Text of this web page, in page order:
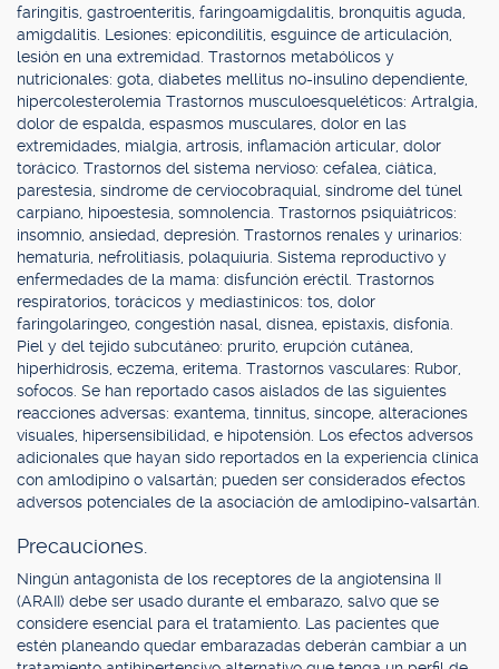
faringitis, gastroenteritis, faringoamigdalitis, bronquitis aguda,
amigdalitis. Lesiones: epicondilitis, esguince de articulación,
lesión en una extremidad. Trastornos metabólicos y
nutricionales: gota, diabetes mellitus no-insulino dependiente,
hipercolesterolemia Trastornos musculoesqueléticos: Artralgia,
dolor de espalda, espasmos musculares, dolor en las
extremidades, mialgia, artrosis, inflamación articular, dolor
torácico. Trastornos del sistema nervioso: cefalea, ciática,
parestesia, síndrome de cerviocobraquial, síndrome del túnel
carpiano, hipoestesia, somnolencia. Trastornos psiquiátricos:
insomnio, ansiedad, depresión. Trastornos renales y urinarios:
hematuria, nefrolitiasis, polaquiuria. Sistema reproductivo y
enfermedades de la mama: disfunción eréctil. Trastornos
respiratorios, torácicos y mediastínicos: tos, dolor
faringolaríngeo, congestión nasal, disnea, epistaxis, disfonía.
Piel y del tejido subcutáneo: prurito, erupción cutánea,
hiperhidrosis, eczema, eritema. Trastornos vasculares: Rubor,
sofocos. Se han reportado casos aislados de las siguientes
reacciones adversas: exantema, tinnitus, síncope, alteraciones
visuales, hipersensibilidad, e hipotensión. Los efectos adversos
adicionales que hayan sido reportados en la experiencia clínica
con amlodipino o valsartán; pueden ser considerados efectos
adversos potenciales de la asociación de amlodipino-valsartán.
Precauciones.
Ningún antagonista de los receptores de la angiotensina II
(ARAII) debe ser usado durante el embarazo, salvo que se
considere esencial para el tratamiento. Las pacientes que
estén planeando quedar embarazadas deberán cambiar a un